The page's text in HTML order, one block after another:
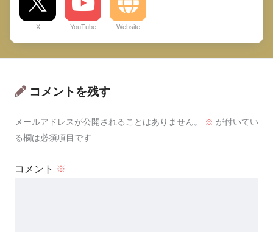
X YouTube Website
コメントを残す
メールアドレスが公開されることはありません。 ※ が付いてい
る欄は必須項目です
コメント ※